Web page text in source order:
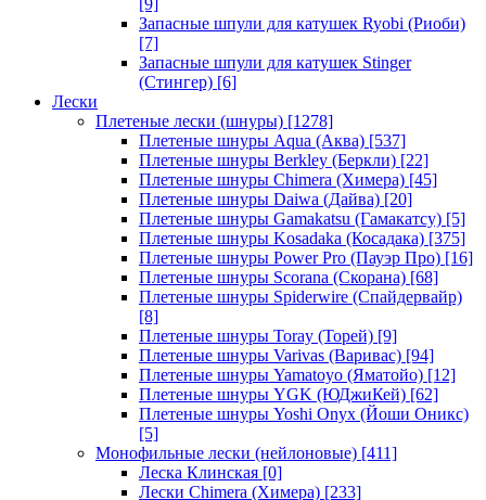
[9]
Запасные шпули для катушек Ryobi (Риоби)
[7]
Запасные шпули для катушек Stinger
(Стингер) [6]
Лески
Плетеные лески (шнуры) [1278]
Плетеные шнуры Aqua (Аква) [537]
Плетеные шнуры Berkley (Беркли) [22]
Плетеные шнуры Chimera (Химера) [45]
Плетеные шнуры Daiwa (Дайва) [20]
Плетеные шнуры Gamakatsu (Гамакатсу) [5]
Плетеные шнуры Kosadaka (Косадака) [375]
Плетеные шнуры Power Pro (Пауэр Про) [16]
Плетеные шнуры Scorana (Скорана) [68]
Плетеные шнуры Spiderwire (Спайдервайр)
[8]
Плетеные шнуры Toray (Торей) [9]
Плетеные шнуры Varivas (Варивас) [94]
Плетеные шнуры Yamatoyo (Яматойо) [12]
Плетеные шнуры YGK (ЮДжиКей) [62]
Плетеные шнуры Yoshi Onyx (Йоши Оникс)
[5]
Монофильные лески (нейлоновые) [411]
Леска Клинская [0]
Лески Chimera (Химера) [233]